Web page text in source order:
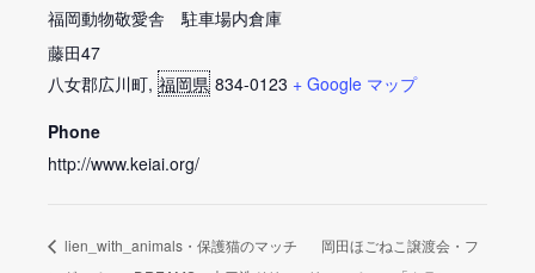
福岡動物敬愛舎 駐車場内倉庫
藤田47
八女郡広川町, 福岡県 834-0123 + Google マップ
Phone
http://www.keiai.org/
lien_with_animals・保護猫のマッチ
岡田ほごねこ譲渡会・フ